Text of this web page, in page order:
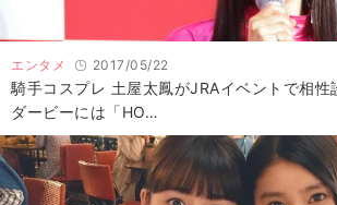
エンタメ 2017/05/22
騎手コスプレ 土屋太鳳がJRAイベントで相性
ダービーには「HO…